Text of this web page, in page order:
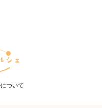
ついて